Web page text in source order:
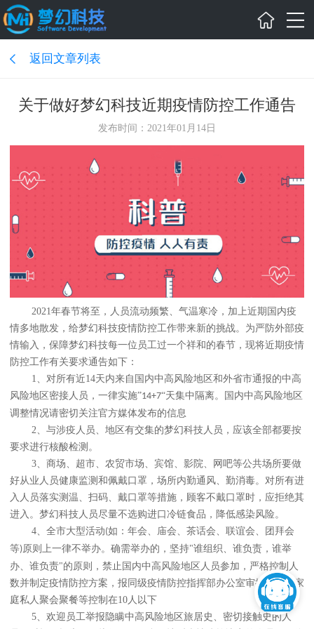
返回文章列表
关于做好梦幻科技近期疫情防控工作通告
发布时间：2021年01月14日
2021年春节将至，人员流动频繁、气温寒冷，加上近期国内疫
情多地散发，给梦幻科技疫情防控工作带来新的挑战。为严防外部疫
情输入，保 障梦幻科技每一位员工过一个祥和的春节，现将近期疫情
防控工作有关要求通告如下：
1、 对所有近14天内来自国内中高风险地区和外省市通报的中高
风险地区 密接人员，一律实施”14+7“天集中隔离。国内中高风险地区
调整情况请密切 关注官方媒体发布的信息
2、与涉疫人员、地区有交集的梦幻科技人员，应该全部都要按
要求进行核酸检测。
3、商场、超市、农贸市场、宾馆、影院、网吧等公共场所要做
好从业人员健康监测和佩戴口罩，场所内勤通风、勤消毒。对所有进
入人员落实测温、扫码、戴口罩等措施，顾客不戴口罩时，应拒绝其
进入。 梦幻科技人员尽量不选购进口冷链食品，降低感染风险。
4、全市大型活动(如：年会、庙会、茶话会、联谊会、团拜会
等)原则上一律不举办。确需举办的，坚持"谁组织、谁负责，谁举
办、谁负责"的原则，禁止国内中高风险地区人员参加，严格控制人
数并制定疫情防控方案，报同级疫情防控指挥部办公室审批。提倡家
庭私人聚会聚餐等控制在10人以下
5、欢迎员工举报隐瞒中高风险地区旅居史、密切接触史的人